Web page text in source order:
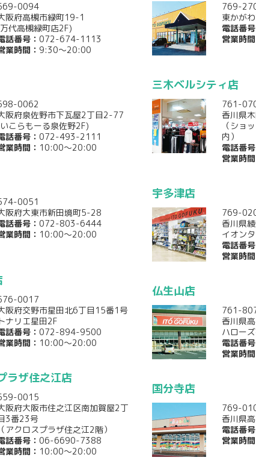
0094
阪府高槻市緑町19-1
代高槻緑町店2F)
話番号： 072-674-1113
業時間： 9:30～20:00
0062
阪府泉佐野市下瓦屋2丁目2-77
こらもーる泉佐野2F)
話番号： 072-493-2111
業時間： 10:00～20:00
0051
阪府大東市新田境町5-28
話番号： 072-803-6444
業時間： 10:00～20:00
0017
阪府交野市星田北6丁目15番1号
トナリエ星田2F
話番号： 072-894-9500
業時間： 10:00～20:00
ラザ住之江店
0015
阪府大阪市住之江区南加賀屋2丁
3番23号
（アクロスプラザ住之江2階）
話番号： 06-6690-7388
業時間： 10:00～20:00
769-
東かが
電話番号
営業時間
三木ベルシティ店
761-
香川県
（ショ
内）
電話番号
営業時間
宇多津店
769-
香川県
イオン
電話番号
営業時間
仏生山店
761-
香川県
ハロー
電話番号
営業時間
国分寺店
769-
香川県
電話番号
営業時間